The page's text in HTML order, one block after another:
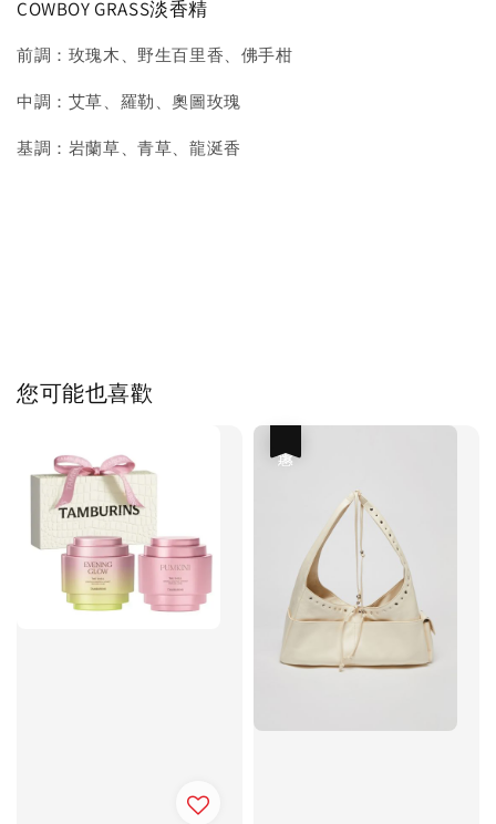
COWBOY GRASS淡香精
前調：玫瑰木、野生百里香、佛手柑
中調：艾草、羅勒、奧圖玫瑰
基調：岩蘭草、青草、龍涎香
您可能也喜歡